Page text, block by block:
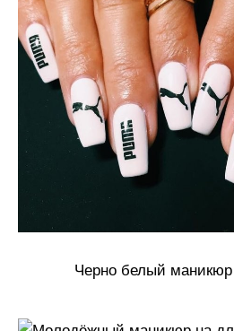
Черно белый